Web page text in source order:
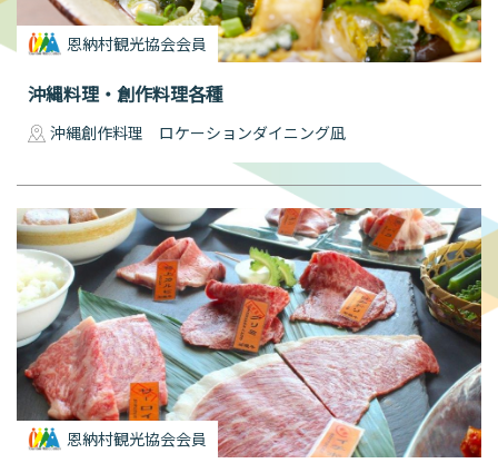
恩納村観光協会会員
沖縄料理・創作料理各種
沖縄創作料理 ロケーションダイニング凪
恩納村観光協会会員